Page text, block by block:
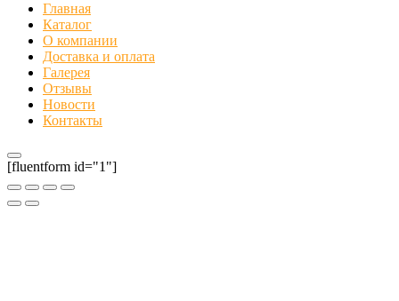
Главная
Каталог
О компании
Доставка и оплата
Галерея
Отзывы
Новости
Контакты
[fluentform id="1"]